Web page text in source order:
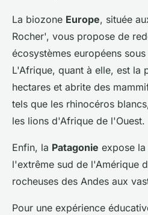
La biozone Europe, située
Rocher', vous propose de
écosystèmes européens
L'Afrique, quant à elle, est la
hectares et abrite des
tels que les rhinocéros
les lions d'Afrique de l'Ouest.
Enfin, la Patagonie expose
l'extrême sud de l'Amérique
rocheuses des Andes aux
Pour une expérience